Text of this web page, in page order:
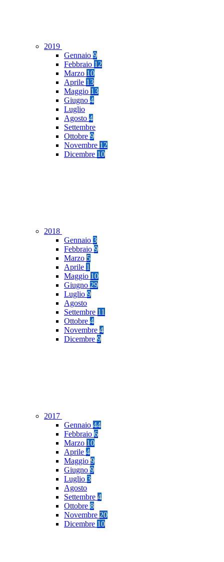
2019
Gennaio 9
Febbraio 12
Marzo 10
Aprile 13
Maggio 13
Giugno 4
Luglio
Agosto 4
Settembre
Ottobre 9
Novembre 12
Dicembre 10
2018
Gennaio 3
Febbraio 9
Marzo 5
Aprile 1
Maggio 10
Giugno 29
Luglio 9
Agosto
Settembre 11
Ottobre 4
Novembre 4
Dicembre 9
2017
Gennaio 44
Febbraio 6
Marzo 10
Aprile 4
Maggio 9
Giugno 9
Luglio 3
Agosto
Settembre 4
Ottobre 8
Novembre 20
Dicembre 10